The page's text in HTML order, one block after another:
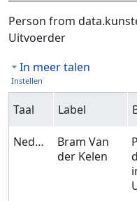
Ga naar:navigatie,
Person from
Uitvoerder
In meer talen
Instellen
Taal Label
Nederlands
Bram Van
der Kelen